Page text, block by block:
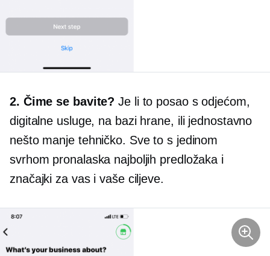
2. Čime se bavite? Je li to posao s odjećom,
digitalne usluge, na bazi hrane, ili jednostavno
nešto manje tehničko. Sve to s jedinom
svrhom pronalaska najboljih predložaka i
značajki za vas i vaše ciljeve.